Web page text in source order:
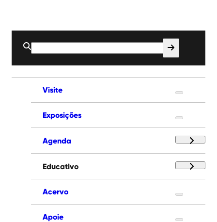
Buscar
por:
Visite
Exposições
Agenda
Educativo
Acervo
Apoie